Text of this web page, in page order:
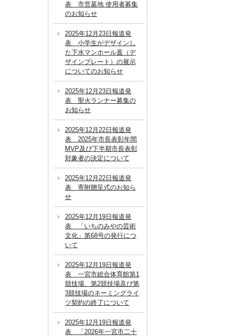
表 市営墓地 使用者募集
のお知らせ
2025年12月23日報道発
表 小学生がデザインし
た下水マンホール蓋（デ
ザインプレート）の展示
についてのお知らせ
2025年12月23日報道発
表 聖火ランナー募集の
お知らせ
2025年12月22日報道発
表 2025年市長表彰年間
MVP及び下半期市長表彰
対象者の決定について
2025年12月22日報道発
表 寄附贈呈式のお知ら
せ
2025年12月19日報道発
表 「いちのみやの芸術
文化」第68号の発行につ
いて
2025年12月19日報道発
表 一宮市総合体育館第1
競技場、第2競技場及び第
3競技場のネーミングライ
ツ契約の終了について
2025年12月19日報道発
表 「2026年一宮市二十